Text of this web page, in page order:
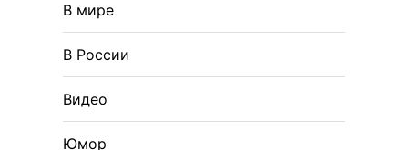
В мире
В России
Видео
Юмор